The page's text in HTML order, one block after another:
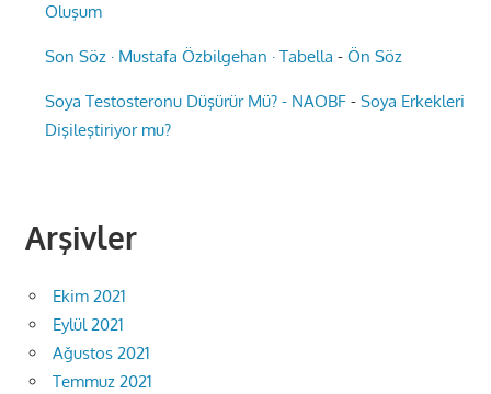
Oluşum
Son Söz · Mustafa Özbilgehan · Tabella -Ön Söz
Soya Testosteronu Düşürür Mü? - NAOBF -Soya Erkekleri
Dişileştiriyor mu?
Arşivler
Ekim 2021
Eylül 2021
Ağustos 2021
Temmuz 2021